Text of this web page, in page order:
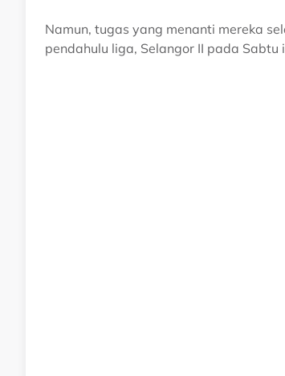
Namun, tugas yang menanti mereka
pendahulu liga, Selangor II pada Sabtu